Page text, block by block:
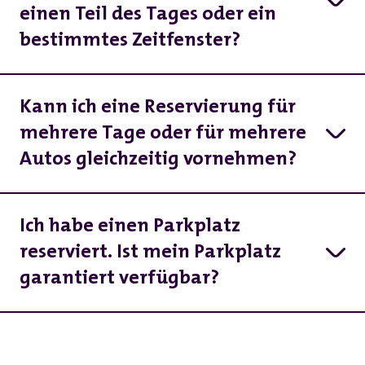
Tag danach.
einen Teil des Tages oder ein
bestimmtes Zeitfenster?
Nein, Sie können nur für einen ganzen Tag
reservieren.
Kann ich eine Reservierung für
mehrere Tage oder für mehrere
Autos gleichzeitig vornehmen?
Nein, Sie müssen für jeden Tag eine
separate Reservierung vornehmen. Eine
Reservierung muss auch für jedes Auto
separat vorgenommen werden.
Ich habe einen Parkplatz
reserviert. Ist mein Parkplatz
garantiert verfügbar?
Wenn Sie einen Parkplatz reserviert und